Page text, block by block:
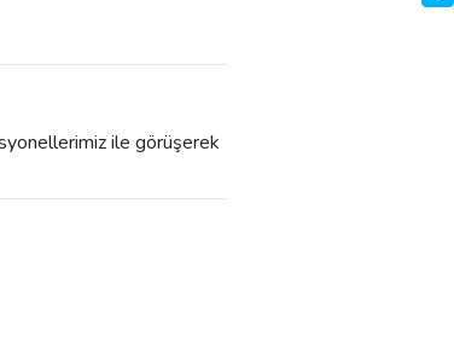
ile görüşerek